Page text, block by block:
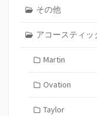
その他
アコースティッ
Martin
Ovation
Taylor